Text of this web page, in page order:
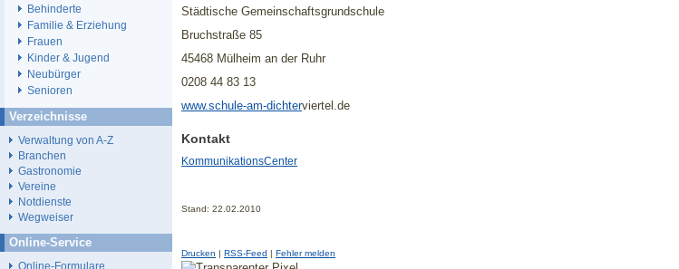
Städtische Gemeinschaftsgrundschule
Bruchstraße 85
45468 Mülheim an der Ruhr
0208 44 83 13
www.schule-am-dichterviertel.de
Kontakt
KommunikationsCenter
Stand: 22.02.2010
Drucken | RSS-Feed | Fehler melden
Behinderte
Familie & Erziehung
Frauen
Kinder & Jugend
Neubürger
Senioren
Verzeichnisse
Verwaltung von A-Z
Branchen
Gastronomie
Vereine
Notdienste
Wegweiser
Online-Service
Online-Formulare